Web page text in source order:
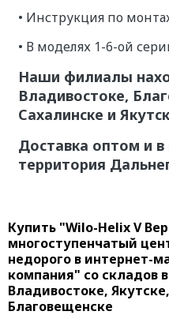
• Инструкция по
• В моделях 1-6-ой
Наши филиалы
Владивостоке,
Сахалинске и
Доставка оптом и в
территория
Купить "Wilo-Helix V
многоступенчатый
недорого в интернет-
компания" со складов
Владивостоке,
Благовещенске